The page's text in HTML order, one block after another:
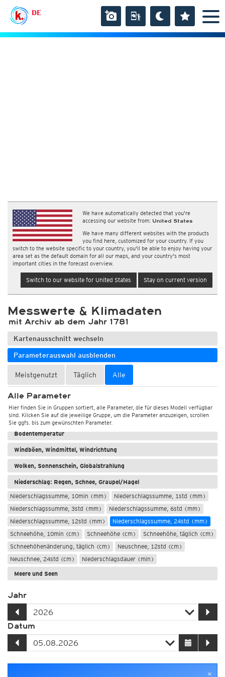
DE
We have automatically detected that you're
accessing our website from: United States
We have many different websites with the products
you find here, customized for your country. If you
switch to the website specific to your country, you'll be able to enjoy having your
area set as the default domain for all our maps, and your country's most
important cities in the forecast overview.
Switch to our website for United States Stay on current version
Messwerte & Klimadaten
mit Archiv ab dem Jahr 1781
Kartenausschnitt wechseln
Parameterauswahl ausblenden
Meistgenutzt Täglich Alle
Alle Parameter
Hier finden Sie in Gruppen sortiert, alle Parameter, die für dieses Modell verfügbar
sind. Klicken Sie auf die jeweilige Gruppe, um die Parameter anzuzeigen, scrollen
Sie ggfs. bis zum gewünschten Parameter.
Temperatur und Luftfeuchtigkeit
Bodentemperatur
Windböen, Windmittel, Windrichtung
Wolken, Sonnenschein, Globalstrahlung
Niederschlag: Regen, Schnee, Graupel/Hagel
Niederschlagssumme, 10min (mm)
Niederschlagssumme, 1std (mm)
Niederschlagssumme, 3std (mm)
Niederschlagssumme, 6std (mm)
Niederschlagssumme, 12std (mm)
Niederschlagssumme, 24std (mm)
Schneehöhe, 10min (cm)
Schneehöhe (cm)
Schneehöhe, täglich (cm)
Schneehöhenänderung, täglich (cm)
Neuschnee, 12std (cm)
Neuschnee, 24std (cm)
Niederschlagsdauer (min)
Meere und Seen
Jahr
Datum
×